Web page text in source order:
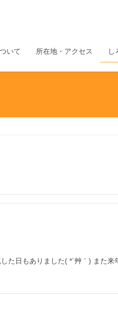
いて 所在地・アクセス し
た日もありました( *´艸｀) また